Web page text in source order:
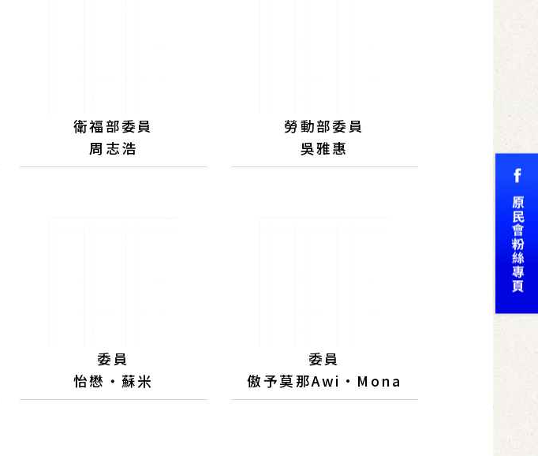
衛福部委員
周志浩
勞動部委員
吳雅惠
委員
怡懋‧蘇米
委員
傲予莫那Awi·Mona